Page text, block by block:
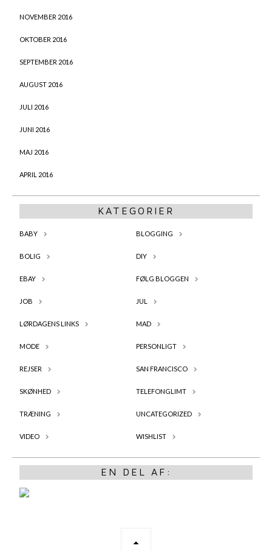
NOVEMBER 2016
OKTOBER 2016
SEPTEMBER 2016
AUGUST 2016
JULI 2016
JUNI 2016
MAJ 2016
APRIL 2016
KATEGORIER
BABY BLOGGING
BOLIG DIY
EBAY FØLG BLOGGEN
JOB JUL
LØRDAGENS LINKS MAD
MODE PERSONLIGT
REJSER SAN FRANCISCO
SKØNHED TELEFONGLIMT
TRÆNING UNCATEGORIZED
VIDEO WISHLIST
EN DEL AF: